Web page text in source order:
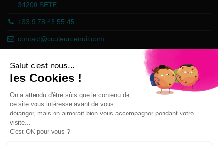
34200 SETE
+33 9 78 45 55 45
contact@couleurdenuit.com
Händler zugelassen von Gesellschaft für Garantierte Bewertungen,
Klicken Sie hier